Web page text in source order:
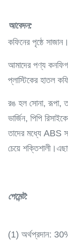
আবেদন:
কফিনের পৃষ্ঠে সাজান।
আমাদের পণ্য
প্লাস্টিকের হাতল
রঙ হল সোনা, রূপা,
ভার্জিন, পিপি
তাদের মধ্যে ABS
চেয়ে
পেমেন্ট:
(1) অর্থপ্রদান: